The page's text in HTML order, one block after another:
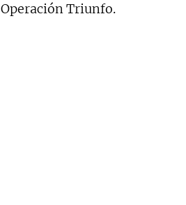
Operación Triunfo.